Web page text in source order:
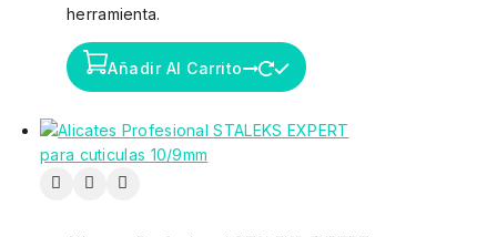
herramienta.
Añadir Al Carrito